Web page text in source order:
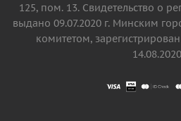
125, пом. 13. Свидетельство о
выдано 09.07.2020 г. Минским
комитетом,